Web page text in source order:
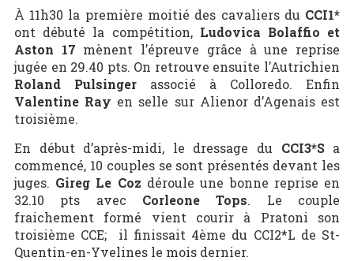
À 11h30 la première moitié des cavaliers du CCI1*
ont débuté la compétition, Ludovica Bolaffio et
Aston 17 mènent l’épreuve grâce à une reprise
jugée en 29.40 pts. On retrouve ensuite l’Autrichien
Roland Pulsingerassocié à Colloredo. Enfin
Valentine Ray en selle sur Alienor d’Agenais est
troisième.
En début d’après-midi, le dressage du CCI3*Sa
commencé, 10 couples se sont présentés devant les
juges. Gireg Le Coz déroule une bonne reprise en
32.10 pts avec Corleone Tops. Le couple
fraichement formé vient courir à Pratoni son
troisième CCE; il finissait 4ème du CCI2*L de St-
Quentin-en-Yvelines le mois dernier.